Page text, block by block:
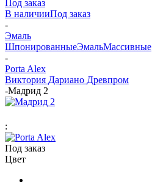
Под заказ
В наличииПод заказ
-
Эмаль
ШпонированныеЭмальМассивные
-
Porta Alex
Виктория Дариано Древпром
-Мадрид 2
:
Под заказ
Цвет